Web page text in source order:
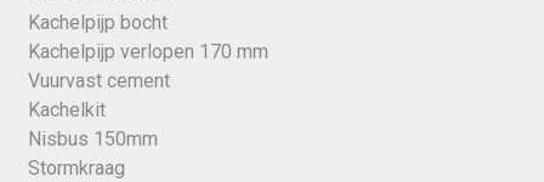
Kachelpijp bocht
Kachelpijp verlopen 170 mm
Vuurvast cement
Kachelkit
Nisbus 150mm
Stormkraag